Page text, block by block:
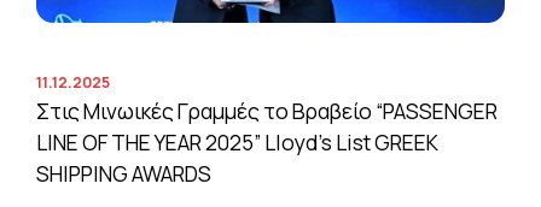
11.12.2025
Στις Μινωικές Γραμμές το Βραβείο “PASSENGER
LINE OF THE YEAR 2025” Lloyd’s List GREEK
SHIPPING AWARDS